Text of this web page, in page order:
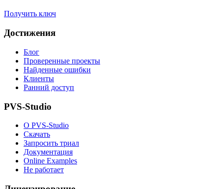
Получить ключ
Достижения
Блог
Проверенные проекты
Найденные ошибки
Клиенты
Ранний доступ
PVS-Studio
О PVS-Studio
Скачать
Запросить триал
Документация
Online Examples
Не работает